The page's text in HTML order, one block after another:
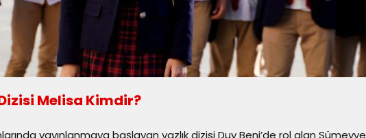
Melisa Kimdir?